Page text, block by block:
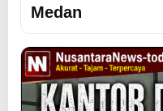
Medan